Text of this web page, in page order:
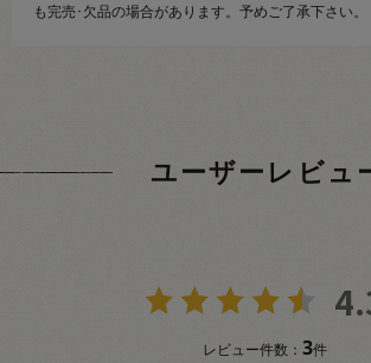
も完売･欠品の場合があります。予めご了承下さい。
ユーザーレビュ
レビュー件数：3件